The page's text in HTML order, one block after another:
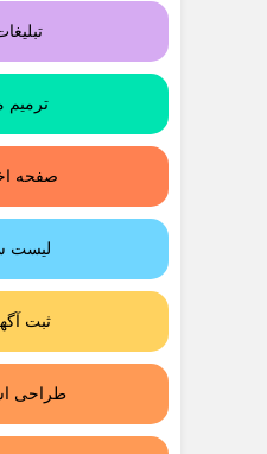
ترمیم
صفحه
لیست
ثبت
طراحی